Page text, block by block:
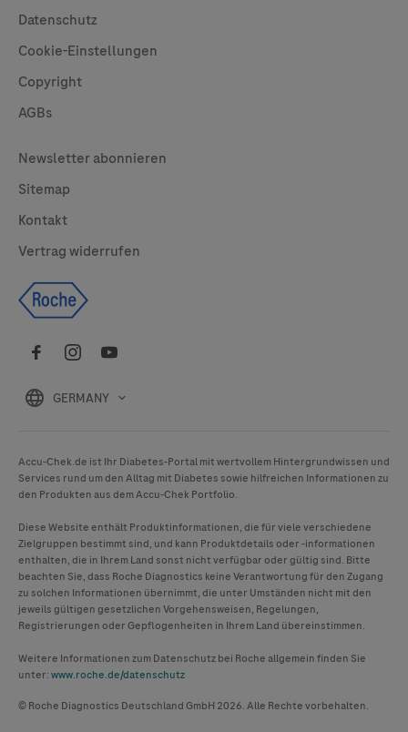
GERMANY
Useful Links
Datenschutz
Cookie-Einstellungen
Copyright
AGBs
Legal
Newsletter abonnieren
Sitemap
Kontakt
Vertrag widerrufen
Accu-Chek.de ist Ihr Diabetes-Portal mit wertvollem Hintergrundwissen und
Services rund um den Alltag mit Diabetes sowie hilfreichen Informationen zu
den Produkten aus demAccu-Chek Portfolio.
Diese Website enthält Produktinformationen, die für viele verschiedene
Zielgruppen bestimmt sind, und kann Produktdetails oder -informationen
enthalten, die in Ihrem Land sonst nicht verfügbar oder gültig sind. Bitte
beachten Sie, dass Roche Diagnostics keine Verantwortung für den Zugang
zu solchen Informationen übernimmt, die unter Umständen nicht mit den
jeweils gültigen gesetzlichen Vorgehensweisen, Regelungen,
Registrierungen oder Gepflogenheiten in Ihrem Land übereinstimmen.
Weitere Informationen zum Datenschutz bei Roche allgemein finden Sie
unter:www.roche.de/datenschutz
© Roche Diagnostics Deutschland GmbH 2026. Alle Rechte vorbehalten.